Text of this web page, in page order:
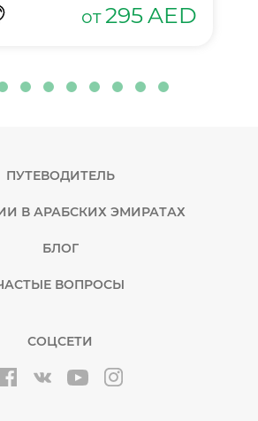
от 295AED
ПУТЕВОДИТЕЛЬ
В АРАБСКИХ ЭМИРАТАХ
БЛОГ
ВОПРОСЫ
СОЦСЕТИ